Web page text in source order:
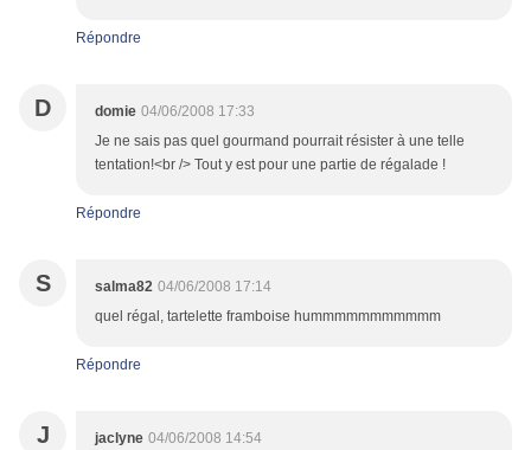
Répondre
D domie 04/06/2008 17:33
Je ne sais pas quel gourmand pourrait résister à une telle
tentation!<br /> Tout y est pour une partie de régalade !
Répondre
S salma82 04/06/2008 17:14
quel régal, tartelette framboise hummmmmmmmmmm
Répondre
J jaclyne 04/06/2008 14:54